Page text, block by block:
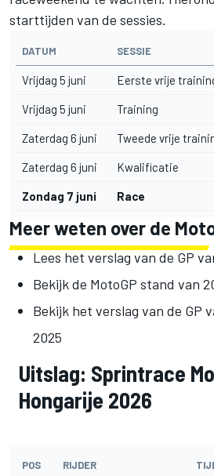
starttijden van de sessies.
DATUM SESSIE
Vrijdag 5 juni Eerste vrije
Vrijdag 5 juni Training
Zaterdag 6 juni Tweede vrije
Zaterdag 6 juni Kwalificatie
Zondag 7 juni Race
Meer weten over de
Lees het verslag van de GP
Bekijk de MotoGP stand van
Bekijk het verslag van de GP
2025
Uitslag: Sprintrace
Hongarije 2026
POS RIJDER